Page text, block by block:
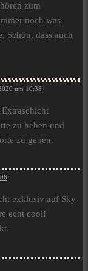
zum
noch was
Schön, dass auch
um 10:38
zu heben und
zu geben.
exklusiv auf Sky
echt cool!